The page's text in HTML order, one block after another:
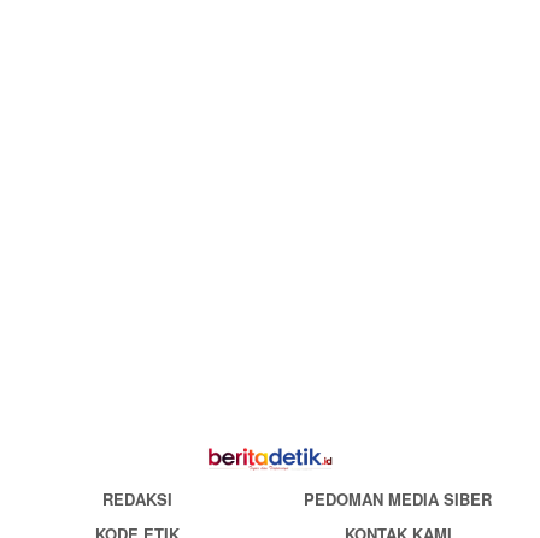
REDAKSI
PEDOMAN MEDIA SIBER